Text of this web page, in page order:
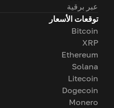
عبر برقية
توقعات الأسعار
Bitcoin
XRP
Ethereum
Solana
Litecoin
Dogecoin
Monero